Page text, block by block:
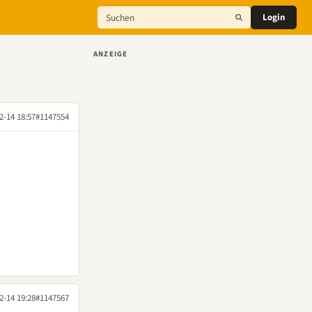
Login
14 18:57#1147554
14 19:28#1147567
ANZEIGE